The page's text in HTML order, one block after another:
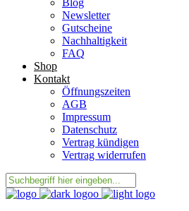
Blog
Newsletter
Gutscheine
Nachhaltigkeit
FAQ
Shop
Kontakt
Öffnungszeiten
AGB
Impressum
Datenschutz
Vertrag kündigen
Vertrag widerrufen